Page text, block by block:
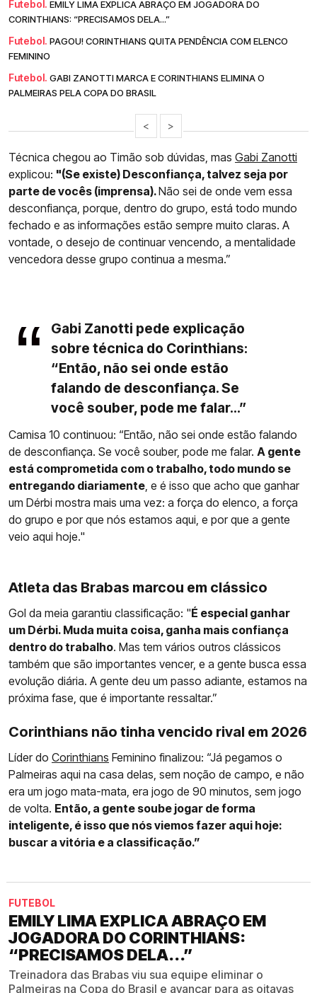
Futebol. EMILY LIMA EXPLICA ABRAÇO EM JOGADORA DO
CORINTHIANS: “PRECISAMOS DELA...”
Futebol. PAGOU! CORINTHIANS QUITA PENDÊNCIA COM ELENCO
FEMININO
Futebol. GABI ZANOTTI MARCA E CORINTHIANS ELIMINA O
PALMEIRAS PELA COPA DO BRASIL
< >
Técnica chegou ao Timão sob dúvidas, mas Gabi Zanotti
explicou: "(Se existe) Desconfiança, talvez seja por
parte de vocês (imprensa).Não sei de onde vem essa
desconfiança, porque, dentro do grupo, está todo mundo
fechado e as informações estão sempre muito claras. A
vontade, o desejo de continuar vencendo, a mentalidade
vencedora desse grupo continua a mesma.”
Gabi Zanotti pede explicação
sobre técnica do Corinthians:
“Então, não sei onde estão
falando de desconfiança. Se
você souber, pode me falar...”
Camisa 10 continuou: “Então, não sei onde estão falando
de desconfiança. Se você souber, pode me falar. A gente
está comprometida com o trabalho, todo mundo se
entregando diariamente, e é isso que acho que ganhar
um Dérbi mostra mais uma vez: a força do elenco, a força
do grupo e por que nós estamos aqui, e por que a gente
veio aqui hoje."
Atleta das Brabas marcou em clássico
Gol da meia garantiu classificação: "É especial ganhar
um Dérbi. Muda muita coisa, ganha mais confiança
dentro do trabalho. Mas tem vários outros clássicos
também que são importantes vencer, e a gente busca essa
evolução diária. A gente deu um passo adiante, estamos na
próxima fase, que é importante ressaltar.”
Corinthians não tinha vencido rival em 2026
Líder do Corinthians Feminino finalizou: “Já pegamos o
Palmeiras aqui na casa delas, sem noção de campo, e não
era um jogo mata-mata, era jogo de 90 minutos, sem jogo
de volta. Então, a gente soube jogar de forma
inteligente, é isso que nós viemos fazer aqui hoje:
buscar a vitória e a classificação.”
FUTEBOL
EMILY LIMA EXPLICA ABRAÇO EM
JOGADORA DO CORINTHIANS:
“PRECISAMOS DELA...”
Treinadora das Brabas viu sua equipe eliminar o
Palmeiras na Copa do Brasil e avançar para as oitavas